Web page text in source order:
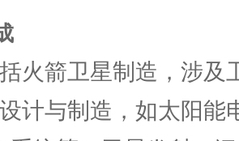
括火箭卫星制造，涉
计与制造，如太阳能